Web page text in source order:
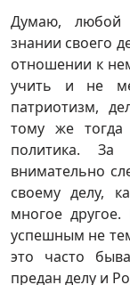
Думаю, любой
знании своего
отношении к
учить и не
патриотизм,
тому же тогда
политика. За
внимательно
своему делу,
многое
успешным не
это часто
предан делу и